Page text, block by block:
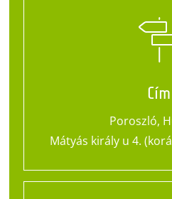
Cím
Poroszló,
Mátyás király u 4.